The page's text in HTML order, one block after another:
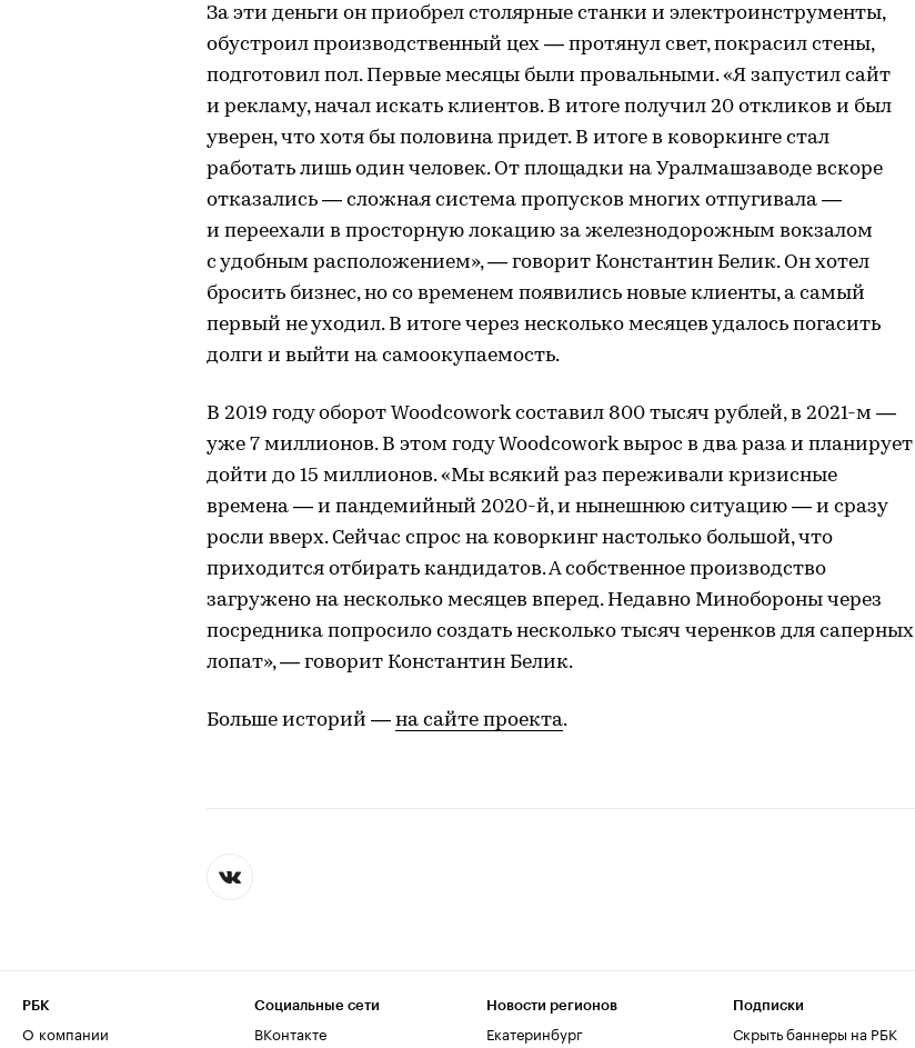
За эти деньги он приобрел столярные станки и электроинструменты,
обустроил производственный цех — протянул свет, покрасил стены,
подготовил пол. Первые месяцы были провальными. «Я запустил сайт
и рекламу, начал искать клиентов. В итоге получил 20 откликов и был
уверен, что хотя бы половина придет. В итоге в коворкинге стал
работать лишь один человек. От площадки на Уралмашзаводе вскоре
отказались — сложная система пропусков многих отпугивала —
и переехали в просторную локацию за железнодорожным вокзалом
с удобным расположением», — говорит Константин Белик. Он хотел
бросить бизнес, но со временем появились новые клиенты, а самый
первый не уходил. В итоге через несколько месяцев удалось погасить
долги и выйти на самоокупаемость.
В 2019 году оборот Woodcowork составил 800 тысяч рублей, в 2021-м —
уже 7 миллионов. В этом году Woodcowork вырос в два раза и планирует
дойти до 15 миллионов. «Мы всякий раз переживали кризисные
времена — и пандемийный 2020-й, и нынешнюю ситуацию — и сразу
росли вверх. Сейчас спрос на коворкинг настолько большой, что
приходится отбирать кандидатов. А собственное производство
загружено на несколько месяцев вперед. Недавно Минобороны через
посредника попросило создать несколько тысяч черенков для саперных
лопат», — говорит Константин Белик.
Больше историй — на сайте проекта.
РБК
О компании
Социальные сети
ВКонтакте
Новости регионов
Екатеринбург
Подписки
Скрыть баннеры на РБК